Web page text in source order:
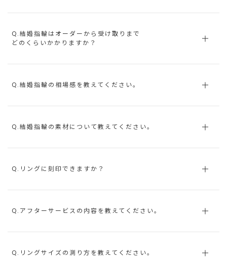
Q.結婚指輪はオーダーから受け取りまで
どのくらいかかりますか？
Q.結婚指輪の相場感を教えてください。
Q.結婚指輪の素材について教えてください。
Q.リングに刻印できますか？
Q.アフターサービスの内容を教えてください。
Q.リングサイズの測り方を教えてください。